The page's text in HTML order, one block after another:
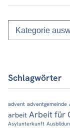
Kategorien
Schlagwörter
advent adventgemeinde
arbeit Arbeit für
Asylunterkunft